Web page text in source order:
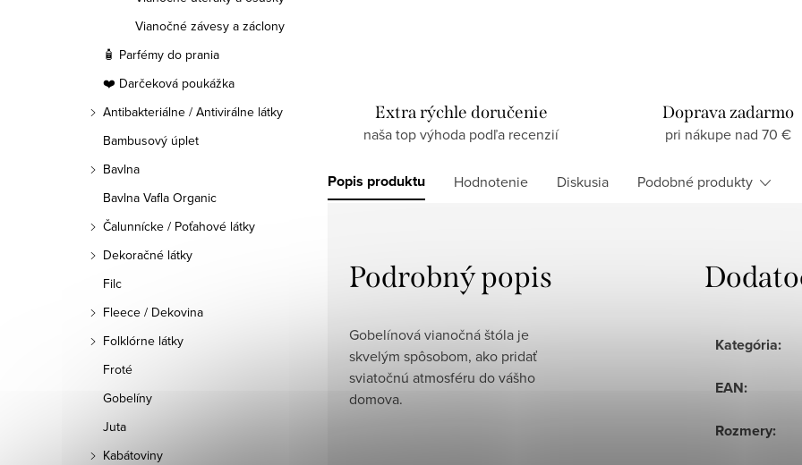
Vianočné závesy a záclony
🧴 Parfémy do prania
❤️ Darčeková poukážka
Antibakteriálne / Antivirálne látky
Bambusový úplet
Bavlna
Bavlna Vafla Organic
Čalunnícke / Poťahové látky
Dekoračné látky
Filc
Fleece / Dekovina
Folklórne látky
Froté
Gobelíny
Juta
Kabátoviny
Extra rýchle doručenie
naša top výhoda podľa recenzií
Doprava zadarmo
pri nákupe nad 70 €
Popis produktu Hodnotenie Diskusia Podobné produkty
Podrobný popis
Gobelínová vianočná štóla je
skvelým spôsobom, ako pridať
sviatočnú atmosféru do vášho
domova.
Kategória:
EAN:
Rozmery: